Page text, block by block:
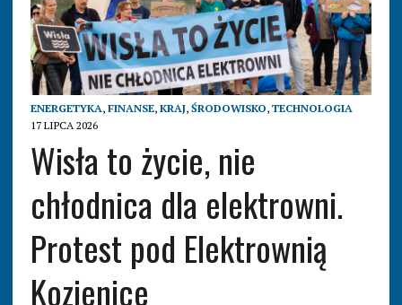
ENERGETYKA, FINANSE, KRAJ, ŚRODOWISKO, TECHNOLOGIA
17 LIPCA 2026
Wisła to życie, nie
chłodnica dla elektrowni.
Protest pod Elektrownią
Kozienice